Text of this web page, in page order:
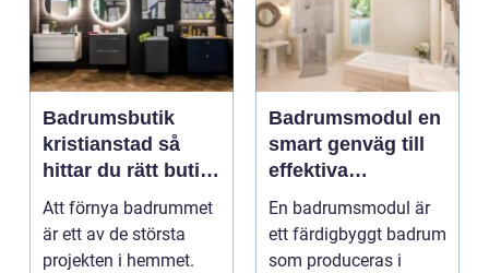
Badrumsbutik
kristianstad så
hittar du rätt butik
för ditt nya
badrum
Att förnya badrummet
är ett av de största
projekten i hemmet.
Badrumsmodul en
smart genväg till
effektiva
byggprojekt
En badrumsmodul är
ett färdigbyggt badrum
som produceras i